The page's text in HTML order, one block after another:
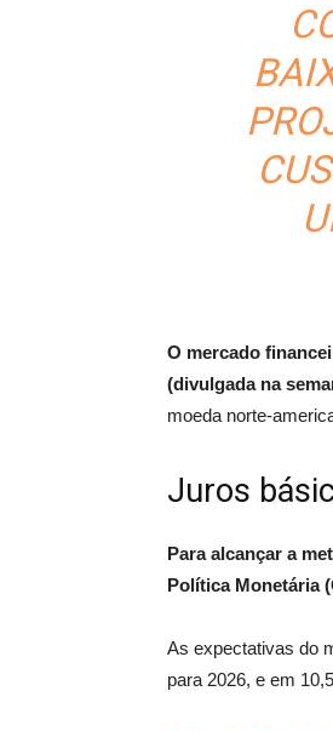
O mercado
(divulgada na
moeda norte-
Juros
Para alcançar a
Política Monetária
As expectativas do
para 2026, e em